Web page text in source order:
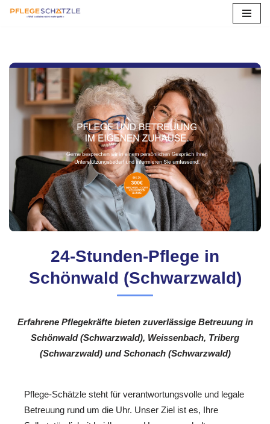
springen
24-Stunden-Pflege in
Schönwald (Schwarzwald)
Erfahrene Pflegekräfte bieten zuverlässige Betreuung in
Schönwald (Schwarzwald), Weissenbach, Triberg
(Schwarzwald) und Schonach (Schwarzwald)
Pflege-Schätzle steht für verantwortungsvolle und legale
Betreuung rund um die Uhr. Unser Ziel ist es, Ihre